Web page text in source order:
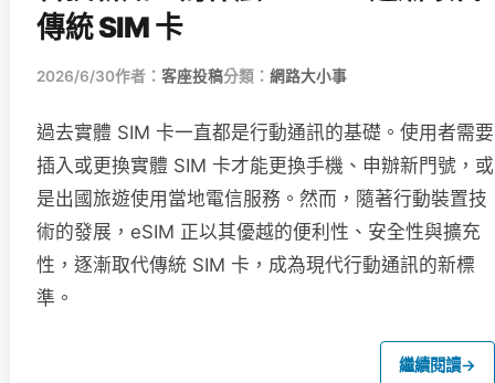
傳統 SIM 卡
2026/6/30作者： 客座投稿分類： 網路大小事
過去實體 SIM 卡一直都是行動通訊的基礎。使用者需要
插入或更換實體 SIM 卡才能更換手機、申辦新門號，或
是出國旅遊使用當地電信服務。然而，隨著行動裝置技
術的發展，eSIM 正以其優越的便利性、安全性與擴充
性，逐漸取代傳統 SIM 卡，成為現代行動通訊的新標
準。
繼續閱讀→